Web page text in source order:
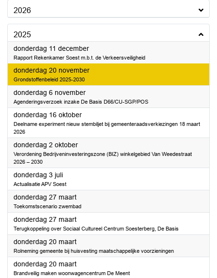
2026
2025
donderdag 11 december2025
Rapport Rekenkamer Soest m.b.t. de Verkeersveiligheid
donderdag 20 november2025
Grondstoffenbeleid 2025-2030
donderdag 6 november2025
Agenderingsverzoek inzake De Basis D66/CU-SGP/POS
donderdag 16 oktober2025
Deelname experiment nieuw stembiljet bij gemeenteraadsverkiezingen 18 maart
2026
donderdag 2 oktober2025
Verordening Bedrijveninvesteringszone (BIZ) winkelgebied Van Weedestraat
2026 – 2030
donderdag 3 juli2025
Actualisatie APV Soest
donderdag 27 maart2025
Toekomstscenario zwembad
donderdag 27 maart2025
Terugkoppeling over Sociaal Cultureel Centrum Soesterberg, De Basis
donderdag 20 maart2025
Rolneming gemeente bij huisvesting maatschappelijke voorzieningen
donderdag 20 maart2025
Brandveilig maken woonwagencentrum De Meent